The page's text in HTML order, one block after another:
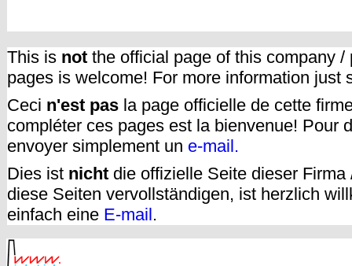
This is not the official page of this company
pages is welcome! For more information just
Ceci n'est pas la page officielle de cette
compléter ces pages est la bienvenue! Pour
envoyer simplement un e-mail.
Dies ist nicht die offizielle Seite dieser
diese Seiten vervollständigen, ist herzlich
einfach eine E-mail.